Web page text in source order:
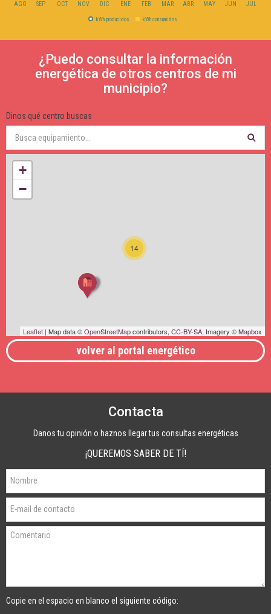
AGO SEP OCT NOV DIC ENE FEB MAR ABR MAY JUN JUL
kWh producidos kWh consumidos
¿Puedo consultar la información
energética de otros centros de mi
municipio?
Dinos qué centro buscas
14
+
−
Leaflet | Map data ©OpenStreetMapcontributors, CC-BY-SA, Imagery ©Mapbox
volver al portal energético
Contacta
Danos tu opinión o haznos llegar tus consultas energéticas
¡QUEREMOS SABER DE TÍ!
Copie en el espacio en blanco el siguiente código: